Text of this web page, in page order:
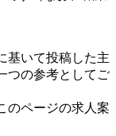
基いて投稿した主
つの参考としてご
のページの求人案